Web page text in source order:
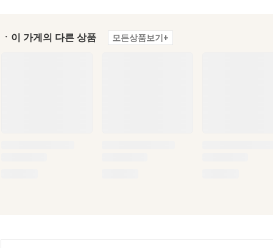
ㆍ이 가게의 다른 상품 모든상품보기+